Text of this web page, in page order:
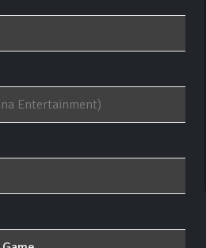
Entertainment)